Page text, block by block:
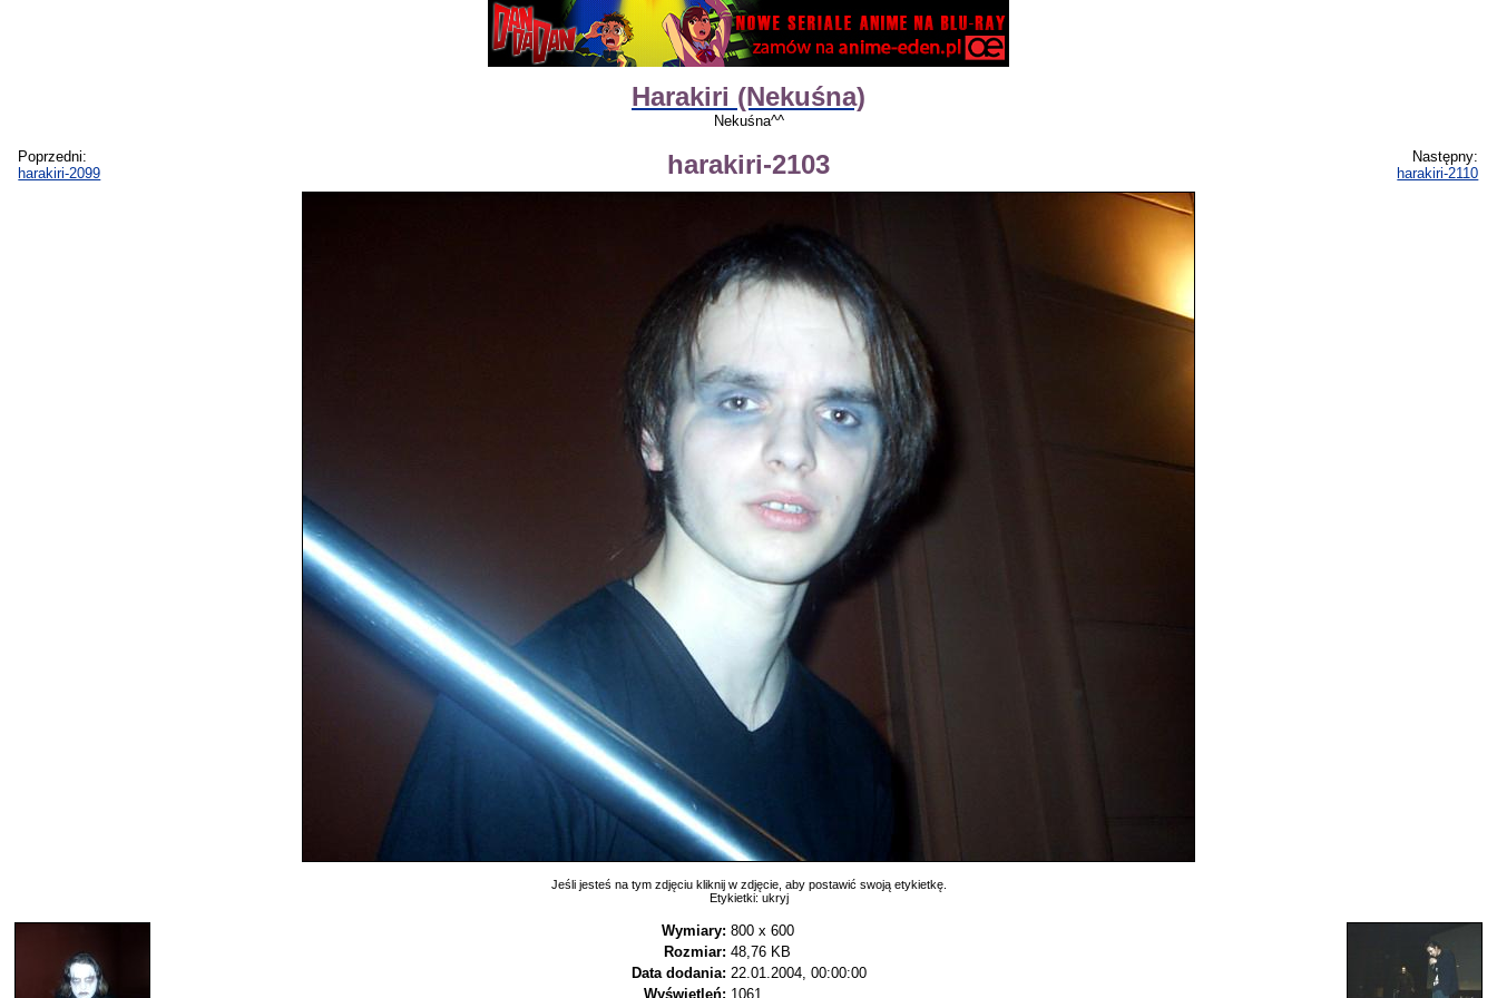
Harakiri (Nekuśna)
Nekuśna^^
Poprzedni:
harakiri-2099
harakiri-2103
Następny:
harakiri-2110
Jeśli jesteś na tym zdjęciu kliknij w zdjęcie, aby postawić swoją etykietkę.
Etykietki: ukryj
Wymiary: 800 x 600
Rozmiar: 48,76 KB
Data dodania: 22.01.2004, 00:00:00
Wyświetleń: 1061